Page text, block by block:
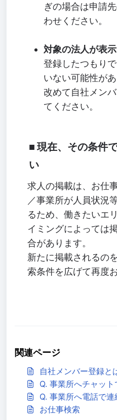
ぎの場合は申請
わせください。
対象の法人が表
登録したつもり
いない可能性があ
改めて自社メン
てください。
現在、その条件
い
求人の掲載は、お仕
／事業所が人員状況
るため、働きたいエ
イミングによっては
合があります。
新たに掲載されるの
索条件を広げて再度
関連ページ
自社メンバー登録と
Q. 事業所へチャット
Q. 事業所へ電話で連
お仕事検索